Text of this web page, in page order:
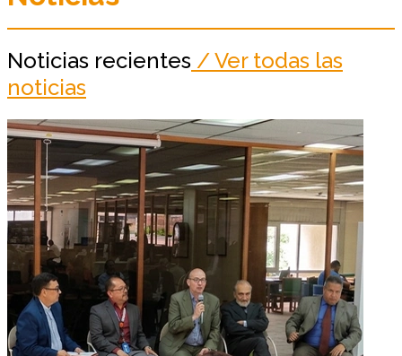
Noticias recientes / Ver todas las
noticias